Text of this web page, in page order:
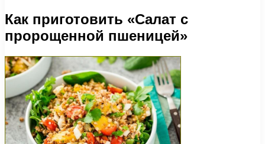
Как приготовить «Салат с
пророщенной пшеницей»